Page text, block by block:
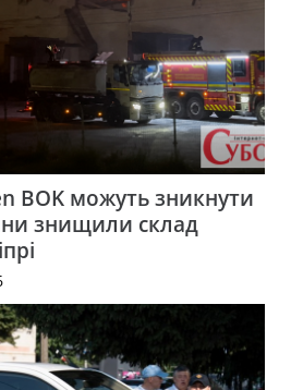
BOK можуть зникнути
знищили склад